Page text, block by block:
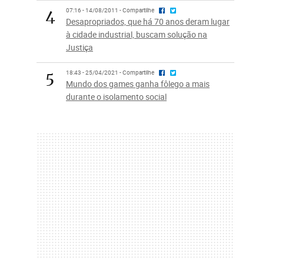
4 07:16 - 14/08/2011 - Compartilhe
Desapropriados, que há 70 anos deram lugar
à cidade industrial, buscam solução na
Justiça
5 18:43 - 25/04/2021 - Compartilhe
Mundo dos games ganha fôlego a mais
durante o isolamento social